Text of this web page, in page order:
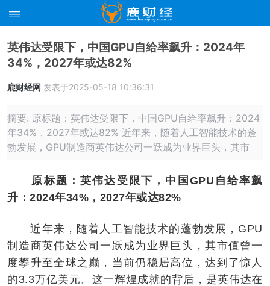
英伟达受限下，中国GPU自给率飙升：2024年
34%，2027年或达82%
鹿财经网 发表于2025-05-18 10:36:31
摘要: 原标题：英伟达受限下，中国GPU自给率飙升：2024
年34%，2027年或达82% 近年来，随着人工智能技术的蓬
勃发展，GPU制造商英伟达公司一跃成为业界巨头，其市
原标题：英伟达受限下，中国GPU自给率飙
升：2024年34%，2027年或达82%
近年来，随着人工智能技术的蓬勃发展，GPU
制造商英伟达公司一跃成为业界巨头，其市值曾一
度攀升至全球之巅，当前仍稳居高位，达到了惊人
的3.3万亿美元。这一辉煌成就的背后，是英伟达在